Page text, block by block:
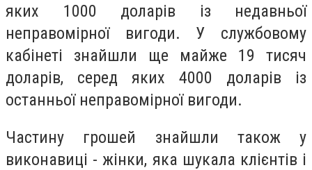
яких 1000 доларів із недавньої
неправомірної вигоди. У службовому
кабінеті знайшли ще майже 19 тисяч
доларів, серед яких 4000 доларів із
останньої неправомірної вигоди.
Частину грошей знайшли також у
виконавиці - жінки, яка шукала клієнтів і